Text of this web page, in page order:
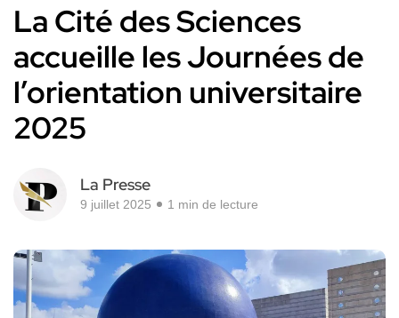
La Cité des Sciences
accueille les Journées de
l’orientation universitaire
2025
La Presse
9 juillet 2025 1 min de lecture